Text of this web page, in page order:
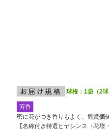
球根：1袋（2球
芳香
密に花がつき香りもよく、観賞価
【名称付き特選ヒヤシンス〈花壇